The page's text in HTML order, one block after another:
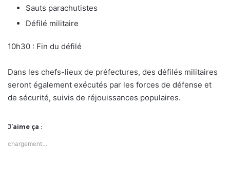
Sauts parachutistes
Défilé militaire
10h30 : Fin du défilé
Dans les chefs-lieux de préfectures, des défilés militaires
seront également exécutés par les forces de défense et
de sécurité, suivis de réjouissances populaires.
J’aime ça :
chargement…